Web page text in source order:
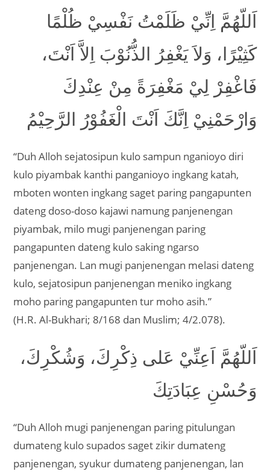
اَللّهُمَّ اِنِّيْ ظَلَمْتُ نَفْسِيْ ظُلْمًا
كَثِيْرًا، وَلاَ يَغْفِرُ الذُّنُوْبَ اِلاَّ اَنْتَ،
فَاغْفِرْ لِيْ مَغْفِرَةً مِنْ عِنْدِكَ
وَارْحَمْنِيْ اِنَّكَ اَنْتَ الْغَفُوْرُ الرَّحِيْمُ
“Duh Alloh sejatosipun kulo sampun nganioyo diri
kulo piyambak kanthi panganioyo ingkang katah,
mboten wonten ingkang saget paring pangapunten
dateng doso-doso kajawi namung panjenengan
piyambak, milo mugi panjenengan paring
pangapunten dateng kulo saking ngarso
panjenengan. Lan mugi panjenengan melasi dateng
kulo, sejatosipun panjenengan meniko ingkang
moho paring pangapunten tur moho asih.”
(H.R. Al-Bukhari; 8/168 dan Muslim; 4/2.078).
اَللّهُمَّ اَعِنِّيْ عَلى ذِكْرِكَ، وَشُكْرِكَ،
وَحُسْنِ عِبَادَتِكَ
“Duh Alloh mugi panjenengan paring pitulungan
dumateng kulo supados saget zikir dumateng
panjenengan, syukur dumateng panjenengan, lan